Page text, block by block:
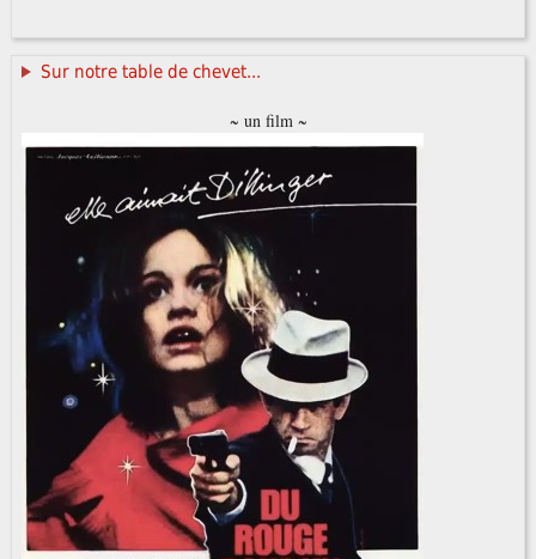
Sur notre table de chevet...
~ un film ~